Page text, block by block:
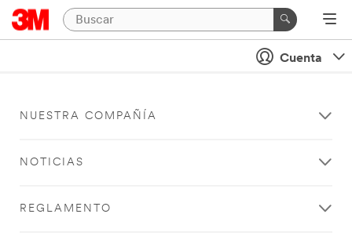
Cuenta
NUESTRA COMPAÑÍA
NOTICIAS
REGLAMENTO